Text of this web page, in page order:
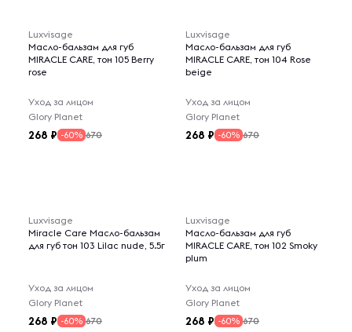
Luxvisage
Масло-бальзам для губ
MIRACLE CARE, тон 105 Berry
rose
Уход за лицом
Glory Planet
268 -60% 670
Luxvisage
Масло-бальзам для губ
MIRACLE CARE, тон 104 Rose
beige
Уход за лицом
Glory Planet
268 -60% 670
Luxvisage
Miracle Care Масло-бальзам
для губ тон 103 Lilac nude, 5.5г
Уход за лицом
Glory Planet
268 -60% 670
Luxvisage
Масло-бальзам для губ
MIRACLE CARE, тон 102 Smoky
plum
Уход за лицом
Glory Planet
268 -60% 670